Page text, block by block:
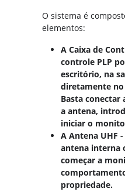
O sistema é
elementos:
A Caixa de
controle PLP
escritório, na
diretamente
Basta conectar
a antena,
iniciar o
A Antena UHF
antena interna
começar a
propriedade.